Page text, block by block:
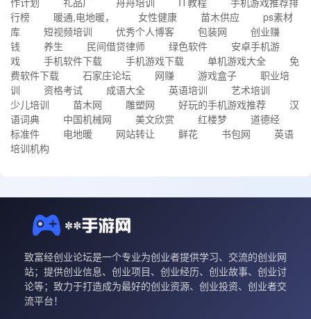
行榜
暖通,电地暖， 女性健康 苗木供应
ps素材
库
短视频培训 优秀个人博客 包装网
创业赚
钱
养生 民间借贷律师 绿色软件
安卓手机游
戏
手机软件下载 手机游戏下载 单机游戏大全
免
费软件下载
石家庄论坛 网赚 游戏盒子
职业培
训
资格考试 成语大全 英语培训
艺术培训
少儿培训
苗木网 雕塑网 好玩的手机游戏推荐
汉
语词典
中国机械网 美文欣赏 红楼梦
道德经
标准件
电地暖 网站转让 鲜花 书包网
英语
培训机构
致富经创业论坛是一个专业为创业者提供学习、交流的创业网
站；提供创业信息、创业项目、创业经历、创业故事、创业讨
论等；致力于打造成为最好的创业资源、创业投资、创业者交
流平台！